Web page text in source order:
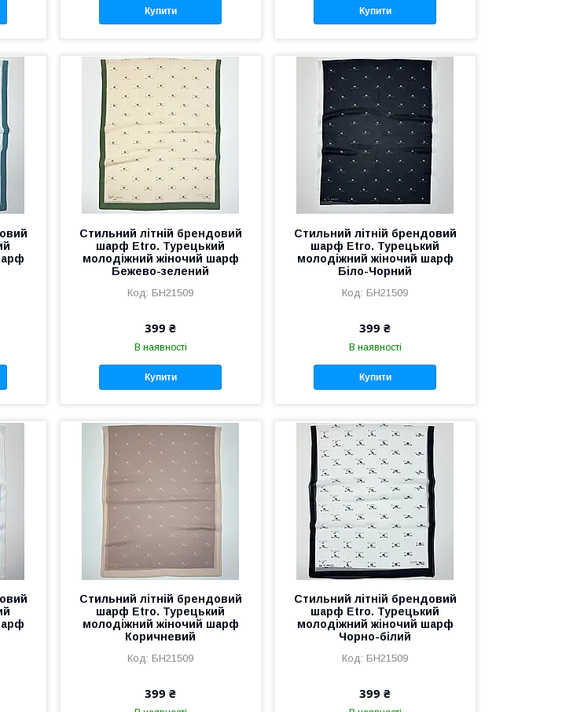
Купити Купити
Стильний літній брендовий
шарф Etro. Турецький
молодіжний жіночий шарф
Бежево-зелений
БН21509
399 ₴
В наявності
Купити
Стильний літній брендовий
шарф Etro. Турецький
молодіжний жіночий шарф
Біло-Чорний
БН21509
399 ₴
В наявності
Купити
Стильний літній брендовий
шарф Etro. Турецький
молодіжний жіночий шарф
Коричневий
БН21509
399 ₴
Стильний літній брендовий
шарф Etro. Турецький
молодіжний жіночий шарф
Чорно-білий
БН21509
399 ₴